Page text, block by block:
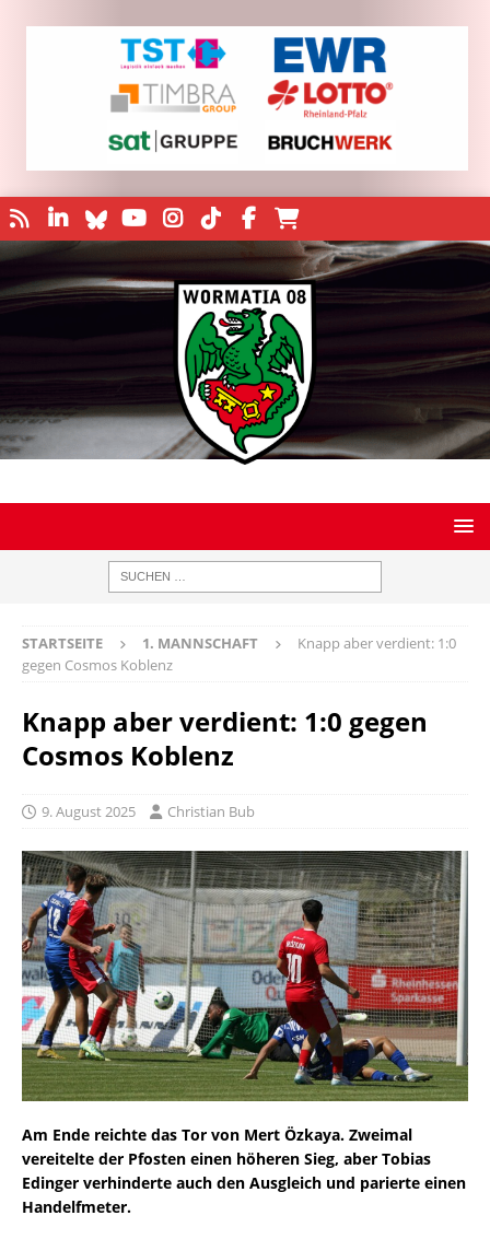
STARTSEITE 1. MANNSCHAFT
Knapp aber verdient: 1:0
gegen Cosmos Koblenz
Knapp aber verdient: 1:0 gegen
Cosmos Koblenz
9. August 2025 Christian Bub
Am Ende reichte das Tor von Mert Özkaya. Zweimal
vereitelte der Pfosten einen höheren Sieg, aber Tobias
Edinger verhinderte auch den Ausgleich und parierte einen
Handelfmeter.